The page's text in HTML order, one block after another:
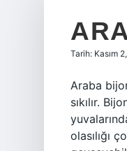
Tarih: Kasım
Araba
sıkılır.
olasılığı